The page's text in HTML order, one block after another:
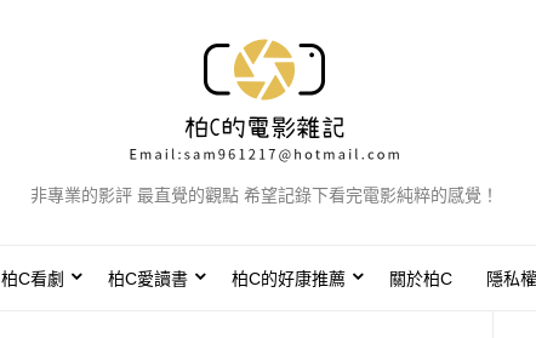
非專業的影評 最直覺的觀點 希望記錄下看完電影純粹的感覺！
柏C看劇 柏C愛讀書 柏C的好康推薦 關於柏C 隱私